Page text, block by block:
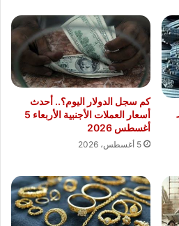
كم سجل الدولار اليوم؟.. أحدث
أسعار العملات الأجنبية الأربعاء 5
أغسطس 2026
5 أغسطس، 2026